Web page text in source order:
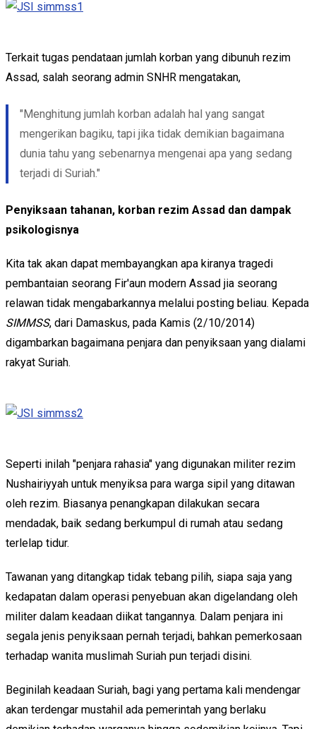
Terkait tugas pendataan jumlah korban yang dibunuh rezim
Assad, salah seorang admin SNHR mengatakan,
"Menghitung jumlah korban adalah hal yang sangat
mengerikan bagiku, tapi jika tidak demikian bagaimana
dunia tahu yang sebenarnya mengenai apa yang sedang
terjadi di Suriah."
Penyiksaan tahanan, korban rezim Assad dan dampak
psikologisnya
Kita tak akan dapat membayangkan apa kiranya tragedi
pembantaian seorang Fir'aun modern Assad jia seorang
relawan tidak mengabarkannya melalui posting beliau. Kepada
SIMMSS, dari Damaskus, pada Kamis (2/10/2014)
digambarkan bagaimana penjara dan penyiksaan yang dialami
rakyat Suriah.
Seperti inilah "penjara rahasia" yang digunakan militer rezim
Nushairiyyah untuk menyiksa para warga sipil yang ditawan
oleh rezim. Biasanya penangkapan dilakukan secara
mendadak, baik sedang berkumpul di rumah atau sedang
terlelap tidur.
Tawanan yang ditangkap tidak tebang pilih, siapa saja yang
kedapatan dalam operasi penyebuan akan digelandang oleh
militer dalam keadaan diikat tangannya. Dalam penjara ini
segala jenis penyiksaan pernah terjadi, bahkan pemerkosaan
terhadap wanita muslimah Suriah pun terjadi disini.
Beginilah keadaan Suriah, bagi yang pertama kali mendengar
akan terdengar mustahil ada pemerintah yang berlaku